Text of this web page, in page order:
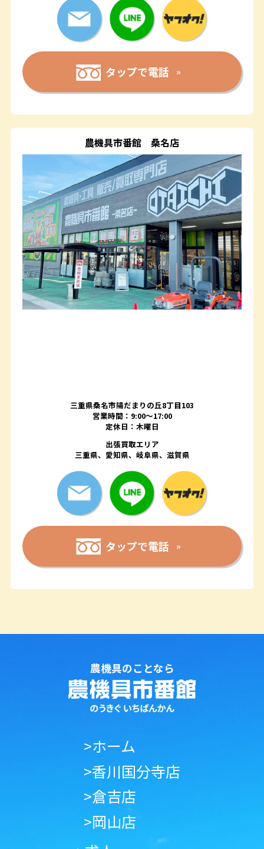
タップで電話
農機具市番館 桑名店
三重県桑名市陽だまりの丘8丁目103
営業時間：9:00〜17:00
定休日：木曜日
出張買取エリア
三重県、愛知県、岐阜県、滋賀県
タップで電話
農機具のことなら
>ホーム
>香川国分寺店
>倉吉店
>岡山店